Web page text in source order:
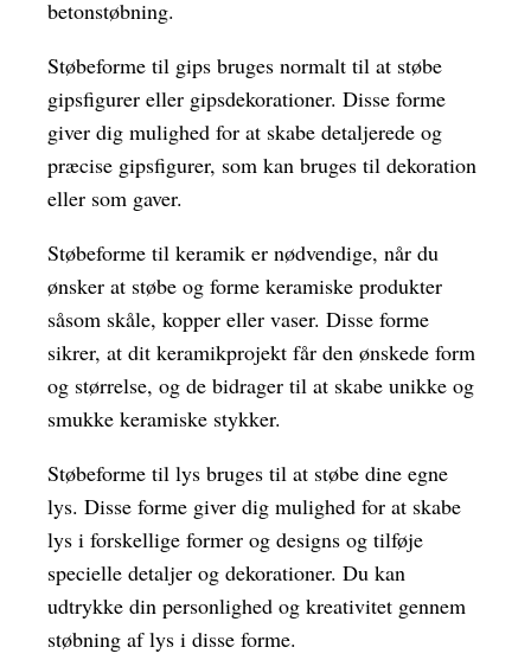
betonstøbning.
Støbeforme til gips bruges normalt til at støbe
gipsfigurer eller gipsdekorationer. Disse forme
giver dig mulighed for at skabe detaljerede og
præcise gipsfigurer, som kan bruges til dekoration
eller som gaver.
Støbeforme til keramik er nødvendige, når du
ønsker at støbe og forme keramiske produkter
såsom skåle, kopper eller vaser. Disse forme
sikrer, at dit keramikprojekt får den ønskede form
og størrelse, og de bidrager til at skabe unikke og
smukke keramiske stykker.
Støbeforme til lys bruges til at støbe dine egne
lys. Disse forme giver dig mulighed for at skabe
lys i forskellige former og designs og tilføje
specielle detaljer og dekorationer. Du kan
udtrykke din personlighed og kreativitet gennem
støbning af lys i disse forme.